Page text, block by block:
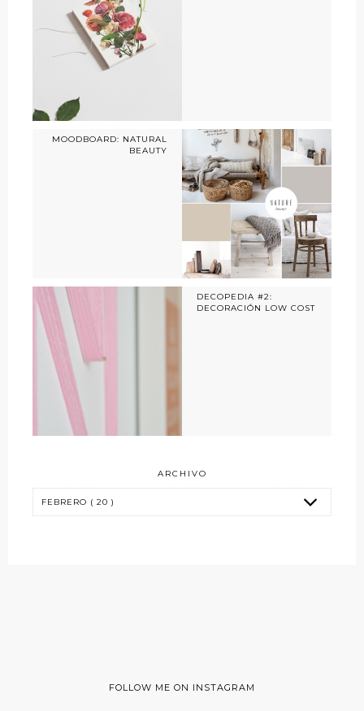
MOODBOARD: NATURAL
BEAUTY
DECOPEDIA #2:
DECORACIÓN LOW COST
ARCHIVO
FOLLOW ME ON INSTAGRAM